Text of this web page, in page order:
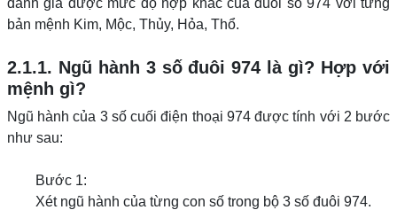
đánh giá được mức độ hợp khắc của đuôi số 974 với từng
bản mệnh Kim, Mộc, Thủy, Hỏa, Thổ.
2.1.1. Ngũ hành 3 số đuôi 974 là gì? Hợp với
mệnh gì?
Ngũ hành của 3 số cuối điện thoại 974 được tính với 2 bước
như sau:
Bước 1:
Xét ngũ hành của từng con số trong bộ 3 số đuôi 974.